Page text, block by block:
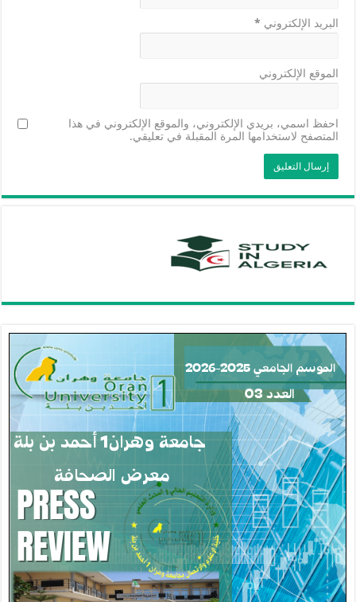
البريد الإلكتروني *
الموقع الإلكتروني
احفظ اسمي، بريدي الإلكتروني، والموقع الإلكتروني في هذا
المتصفح لاستخدامها المرة المقبلة في تعليقي.